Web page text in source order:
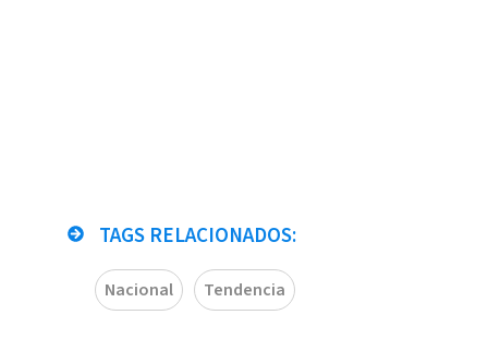
TAGS RELACIONADOS:
Nacional Tendencia